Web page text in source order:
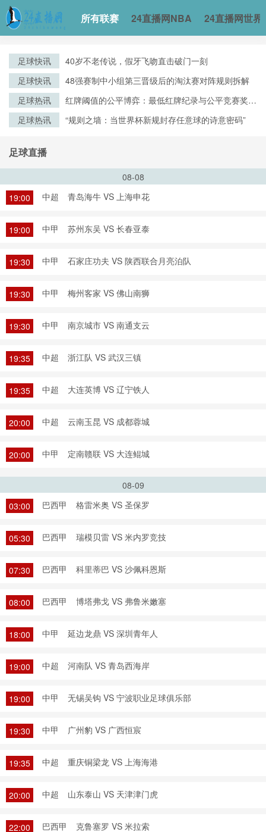
所有联赛 24直播网NBA 24直播网世界
足球快讯
40岁不老传说，假牙飞吻直击破门一刻
足球快讯
48强赛制中小组第三晋级后的淘汰赛对阵规则拆解
足球热讯
红牌阈值的公平博弈：最低红牌纪录与公平竞赛奖评
足球热讯 “规则之墙：当世界杯新规封存任意球的诗意密码”
足球直播
08-08
19:00
中超 青岛海牛 VS 上海申花
19:00 中甲 苏州东吴 VS 长春亚泰
19:30 中甲 石家庄功夫 VS 陕西联合月亮泊队
19:30 中甲 梅州客家 VS 佛山南狮
19:30 中甲 南京城市 VS 南通支云
19:35 中超 浙江队 VS 武汉三镇
19:35 中超 大连英博 VS 辽宁铁人
20:00 中超 云南玉昆 VS 成都蓉城
20:00 中甲 定南赣联 VS 大连鲲城
08-09
03:00
巴西甲 格雷米奥 VS 圣保罗
05:30 巴西甲 瑞模贝雷 VS 米内罗竞技
07:30 巴西甲 科里蒂巴 VS 沙佩科恩斯
08:00 巴西甲 博塔弗戈 VS 弗鲁米嫩塞
18:00 中甲 延边龙鼎 VS 深圳青年人
19:00 中超 河南队 VS 青岛西海岸
19:00 中甲 无锡吴钩 VS 宁波职业足球俱乐部
19:30 中甲 广州豹 VS 广西恒宸
19:35 中超 重庆铜梁龙 VS 上海海港
20:00 中超 山东泰山 VS 天津津门虎
22:00 巴西甲 克鲁塞罗 VS 米拉索